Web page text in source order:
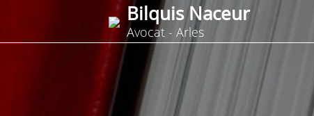
Bilquis Naceur
Avocat - Arles